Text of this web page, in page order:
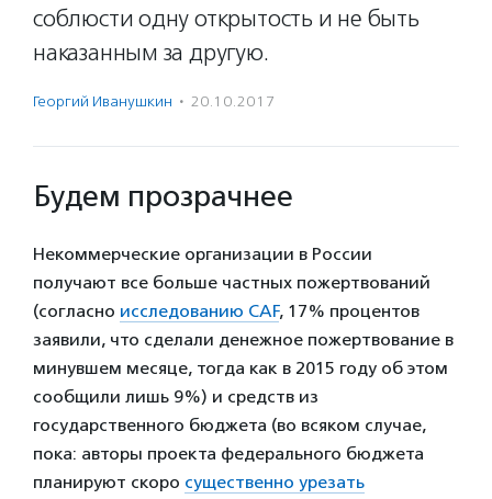
соблюсти одну открытость и не быть
наказанным за другую.
Георгий Иванушкин · 20.10.2017
Будем прозрачнее
Некоммерческие организации в России
получают все больше частных пожертвований
(согласно исследованию CAF, 17% процентов
заявили, что сделали денежное пожертвование в
минувшем месяце, тогда как в 2015 году об этом
сообщили лишь 9%) и средств из
государственного бюджета (во всяком случае,
пока: авторы проекта федерального бюджета
планируют скоро существенно урезать